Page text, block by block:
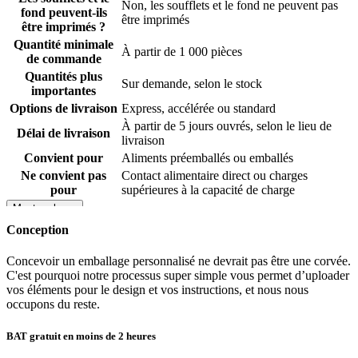
colorée. Vous pouvez aussi choisir d’imprimer une seule face ou les
deux faces du sac.
Un logo simple en 1 couleur est idéal si vous recherchez un sac en
papier clair, économique et adapté à un usage quotidien.
L’impression CMJN est plus adaptée si votre design contient
plusieurs couleurs, des illustrations ou une identité visuelle plus
détaillée.
Un sac solide de 80/90 g/m² pour une
sensation plus premium
Pour un sac à emporter, le papier 80/90 g/m² est un excellent choix
à transporter les commandes alimentaires avec plus de confiance et
donne à votre emballage un rendu moins basique.
Cette qualité supplémentaire compte lorsque votre sac fait partie de
l’expérience client. Qu’il soit utilisé pour la livraison de repas, les
plats à emporter, les produits de boulangerie ou les commandes
mixtes, un sac en papier plus résistant renforce l’image de fiabilité de
fond peuvent-ils
être imprimés ?
Non, les soufflets et le fond ne peuvent pas
être imprimés
Quantité minimale
de commande
À partir de 1 000 pièces
Quantités plus
importantes
Sur demande, selon le stock
Options de livraison Express, accélérée ou standard
Délai de livraison
À partir de 5 jours ouvrés, selon le lieu de
livraison
Convient pour
Aliments préemballés ou emballés
Ne convient pas
pour
Contact alimentaire direct ou charges
supérieures à la capacité de charge
Montre plus...
Conception
Concevoir un emballage personnalisé ne devrait pas être une corvée.
C'est pourquoi notre processus super simple vous permet d’uploader
vos éléments pour le design et vos instructions, et nous nous
occupons du reste.
BAT gratuit en moins de 2 heures